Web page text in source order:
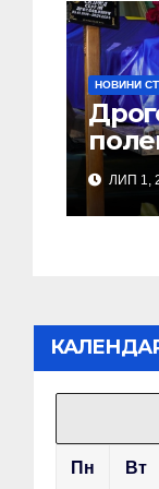
НОВИНИ
ЛИП 1,
Пн Вт